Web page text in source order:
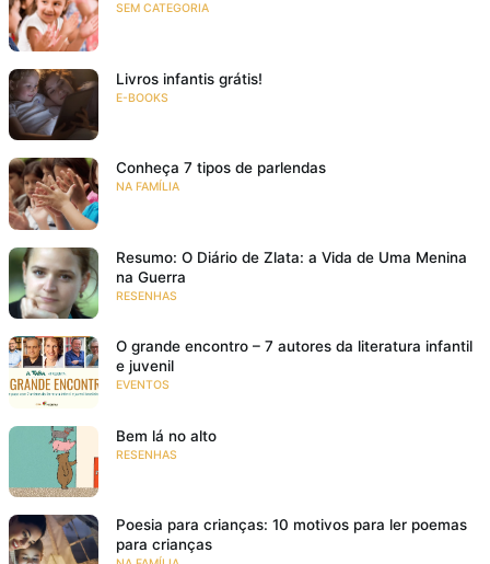
SEM CATEGORIA
Livros infantis grátis!
E-BOOKS
Conheça 7 tipos de parlendas
NA FAMÍLIA
Resumo: O Diário de Zlata: a Vida de Uma Menina
na Guerra
RESENHAS
O grande encontro – 7 autores da literatura infantil
e juvenil
EVENTOS
Bem lá no alto
RESENHAS
Poesia para crianças: 10 motivos para ler poemas
para crianças